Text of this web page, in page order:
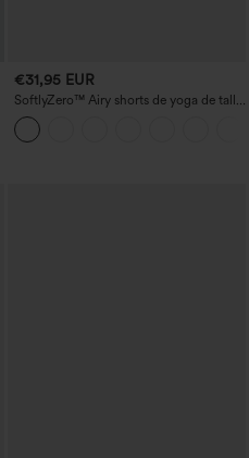
€31,95 EUR
SoftlyZero™ Airy shorts de yoga de talle
alto, fruncidos, InstantCool, 3'' con
bolsillos